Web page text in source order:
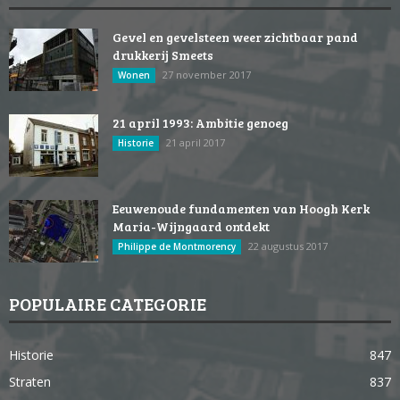
Gevel en gevelsteen weer zichtbaar pand
drukkerij Smeets
Wonen 27 november 2017
21 april 1993: Ambitie genoeg
Historie 21 april 2017
Eeuwenoude fundamenten van Hoogh Kerk
Maria-Wijngaard ontdekt
Philippe de Montmorency 22 augustus 2017
POPULAIRE CATEGORIE
Historie
847
Straten
837